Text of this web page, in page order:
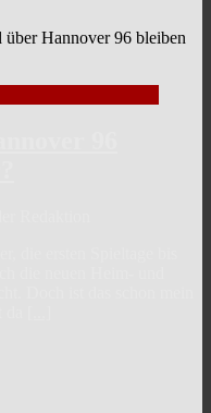
Hannover 96 bleiben